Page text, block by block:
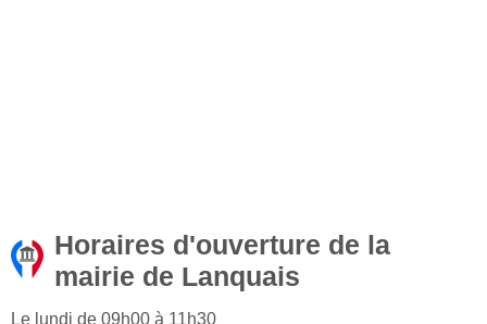
Horaires d'ouverture de la
mairie de Lanquais
Le lundi de 09h00 à 11h30